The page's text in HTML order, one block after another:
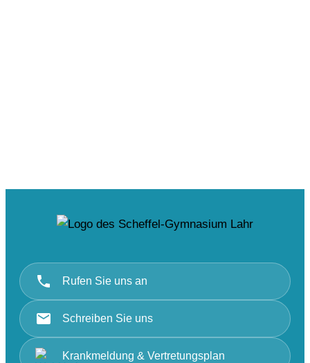
Rufen Sie uns an
Schreiben Sie uns
Krankmeldung & Vertretungsplan